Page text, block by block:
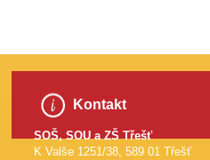
Kontakt
SOŠ, SOU a ZŠ Třešť
K Valše 1251/38, 589 01 Třešť